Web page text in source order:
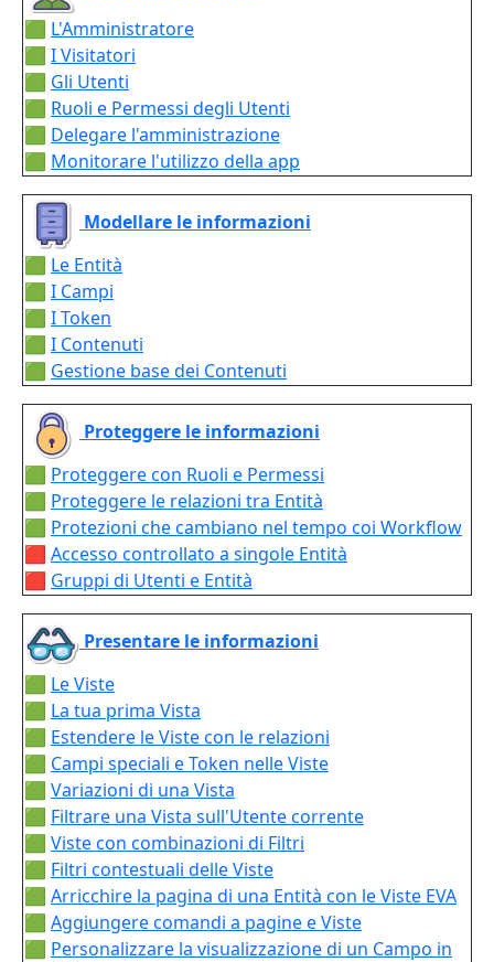
🟩 L'Amministratore
🟩 I Visitatori
🟩 Gli Utenti
🟩 Ruoli e Permessi degli Utenti
🟩 Delegare l'amministrazione
🟩 Monitorare l'utilizzo della app
Modellare le informazioni
🟩 Le Entità
🟩 I Campi
🟩 I Token
🟩 I Contenuti
🟩 Gestione base dei Contenuti
Proteggere le informazioni
🟩 Proteggere con Ruoli e Permessi
🟩 Proteggere le relazioni tra Entità
🟩 Protezioni che cambiano nel tempo coi Workflow
🟥 Accesso controllato a singole Entità
🟥 Gruppi di Utenti e Entità
Presentare le informazioni
🟩 Le Viste
🟩 La tua prima Vista
🟩 Estendere le Viste con le relazioni
🟩 Campi speciali e Token nelle Viste
🟩 Variazioni di una Vista
🟩 Filtrare una Vista sull'Utente corrente
🟩 Viste con combinazioni di Filtri
🟩 Filtri contestuali delle Viste
🟩 Arricchire la pagina di una Entità con le Viste EVA
🟩 Aggiungere comandi a pagine e Viste
🟩 Personalizzare la visualizzazione di un Campo in